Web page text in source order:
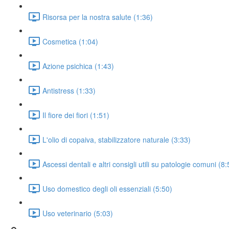
Risorsa per la nostra salute (1:36)
Cosmetica (1:04)
Azione psichica (1:43)
Antistress (1:33)
Il fiore dei fiori (1:51)
L'olio di copaiva, stabilizzatore naturale (3:33)
Ascessi dentali e altri consigli utili su patologie comuni
Uso domestico degli oli essenziali (5:50)
Uso veterinario (5:03)